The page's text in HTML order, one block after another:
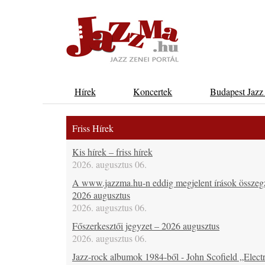
Hírek Koncertek Budapest
Friss Hírek
Kis hírek – friss hírek
2026. augusztus 06.
A www.jazzma.hu-n eddig megjelent írások
2026 augusztus
2026. augusztus 06.
Főszerkesztői jegyzet – 2026 augusztus
2026. augusztus 06.
Jazz-rock albumok 1984-ből - John Scofield